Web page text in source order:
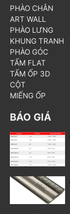
PHÀO CHÂN
ART WALL
PHÀO LƯNG
KHUNG TRANH
PHÀO GÓC
TẤM FLAT
TẤM ỐP 3D
CỘT
MIẾNG ỐP
BÁO GIÁ